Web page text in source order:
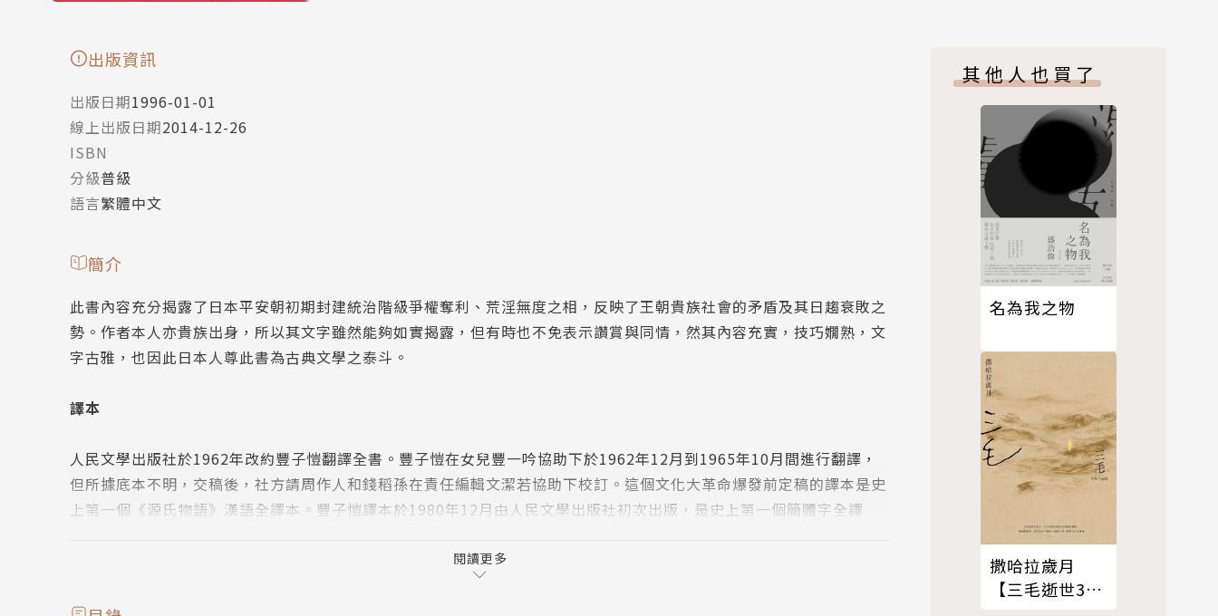
出版資訊
出版日期1996-01-01
線上出版日期2014-12-26
ISBN
分級普級
語言繁體中文
簡介
此書內容充分揭露了日本平安朝初期封建統治階級爭權奪利、荒淫無度之相，反映了王朝貴族社會的矛盾及其日趨衰敗之
勢。作者本人亦貴族出身，所以其文字雖然能夠如實揭露，但有時也不免表示讚賞與同情，然其內容充實，技巧嫺熟，文
字古雅，也因此日本人尊此書為古典文學之泰斗。
譯本
人民文學出版社於1962年改約豐子愷翻譯全書。豐子愷在女兒豐一吟協助下於1962年12月到1965年10月間進行翻譯，
但所據底本不明，交稿後，社方請周作人和錢稻孫在責任編輯文潔若協助下校訂。這個文化大革命爆發前定稿的譯本是史
上第一個《源氏物語》漢語全譯本。豐子愷譯本於1980年12月由人民文學出版社初次出版，是史上第一個簡體字全譯
閱讀更多
其他人也買了
名為我之物
撒哈拉歲月
【三毛逝世30